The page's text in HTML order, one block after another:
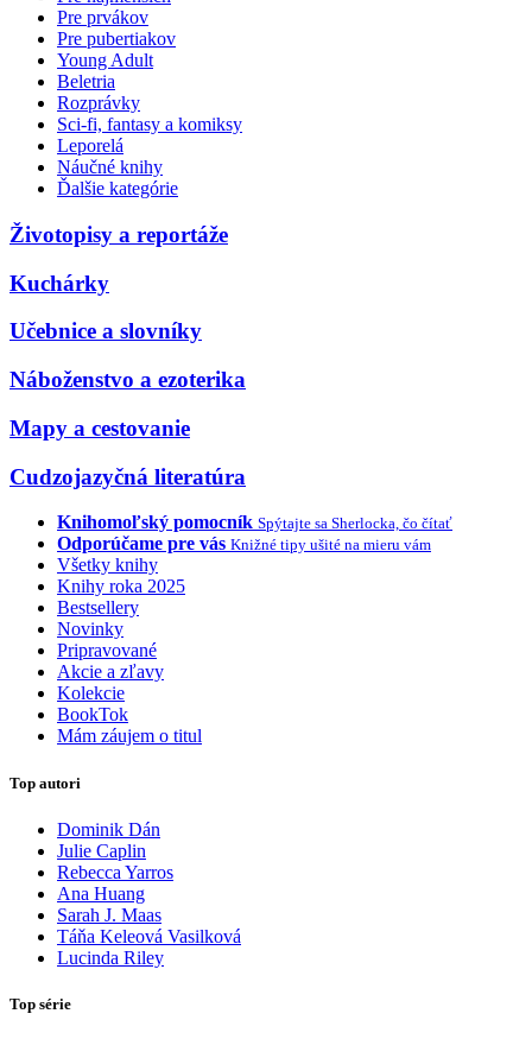
Pre prvákov
Pre pubertiakov
Young Adult
Beletria
Rozprávky
Sci-fi, fantasy a komiksy
Leporelá
Náučné knihy
Ďalšie kategórie
Životopisy a reportáže
Kuchárky
Učebnice a slovníky
Náboženstvo a ezoterika
Mapy a cestovanie
Cudzojazyčná literatúra
Knihomoľský pomocník Spýtajte sa Sherlocka, čo čítať
Odporúčame pre vás Knižné tipy ušité na mieru vám
Všetky knihy
Knihy roka 2025
Bestsellery
Novinky
Pripravované
Akcie a zľavy
Kolekcie
BookTok
Mám záujem o titul
Top autori
Dominik Dán
Julie Caplin
Rebecca Yarros
Ana Huang
Sarah J. Maas
Táňa Keleová Vasilková
Lucinda Riley
Top série